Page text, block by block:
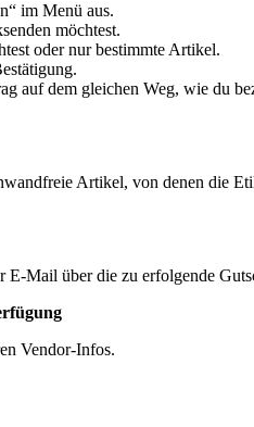
im Menü aus.
möchtest.
oder nur bestimmte Artikel.
auf dem gleichen Weg, wie du
Artikel, von denen die
Mail über die zu erfolgende
Vendor-Infos.